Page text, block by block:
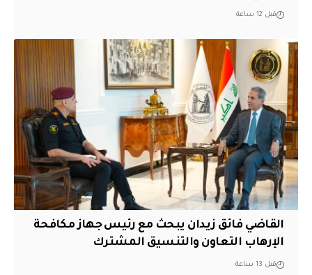
قبل 12 ساعة
القاضي فائق زيدان يبحث مع رئيس جهاز مكافحة
الإرهاب التعاون والتنسيق المشترك
قبل 13 ساعة